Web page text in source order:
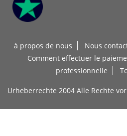
à propos de nous Nous
Comment effectuer le
professionnelle
Urheberrechte 2004 Alle Rechte